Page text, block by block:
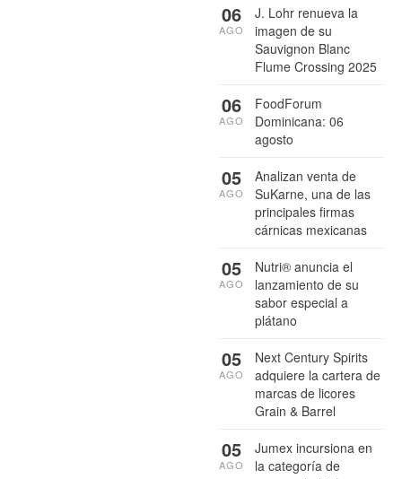
J. Lohr renueva la
imagen de su
Sauvignon Blanc
Flume Crossing 2025
06
AGO
FoodForum
Dominicana: 06
agosto
06
AGO
Analizan venta de
SuKarne, una de las
principales firmas
cárnicas mexicanas
05
AGO
Nutri® anuncia el
lanzamiento de su
sabor especial a
plátano
05
AGO
Next Century Spirits
adquiere la cartera de
marcas de licores
Grain & Barrel
05
AGO
Jumex incursiona en
la categoría de
05
AGO